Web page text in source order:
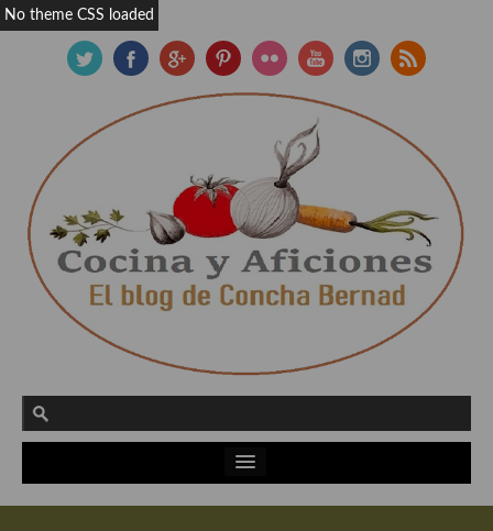
Actualidad y recomendaciones
No theme CSS loaded